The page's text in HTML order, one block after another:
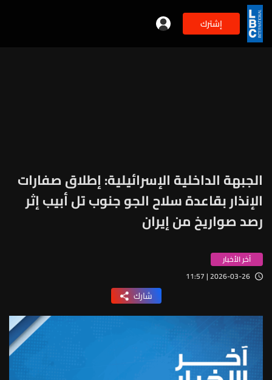
إشترك
الجبهة الداخلية الإسرائيلية: إطلاق صفارات
الإنذار بقاعدة سلاح الجو جنوب تل أبيب إثر
رصد صواريخ من إيران
آخر الأخبار
2026-03-26 | 11:57
شارك